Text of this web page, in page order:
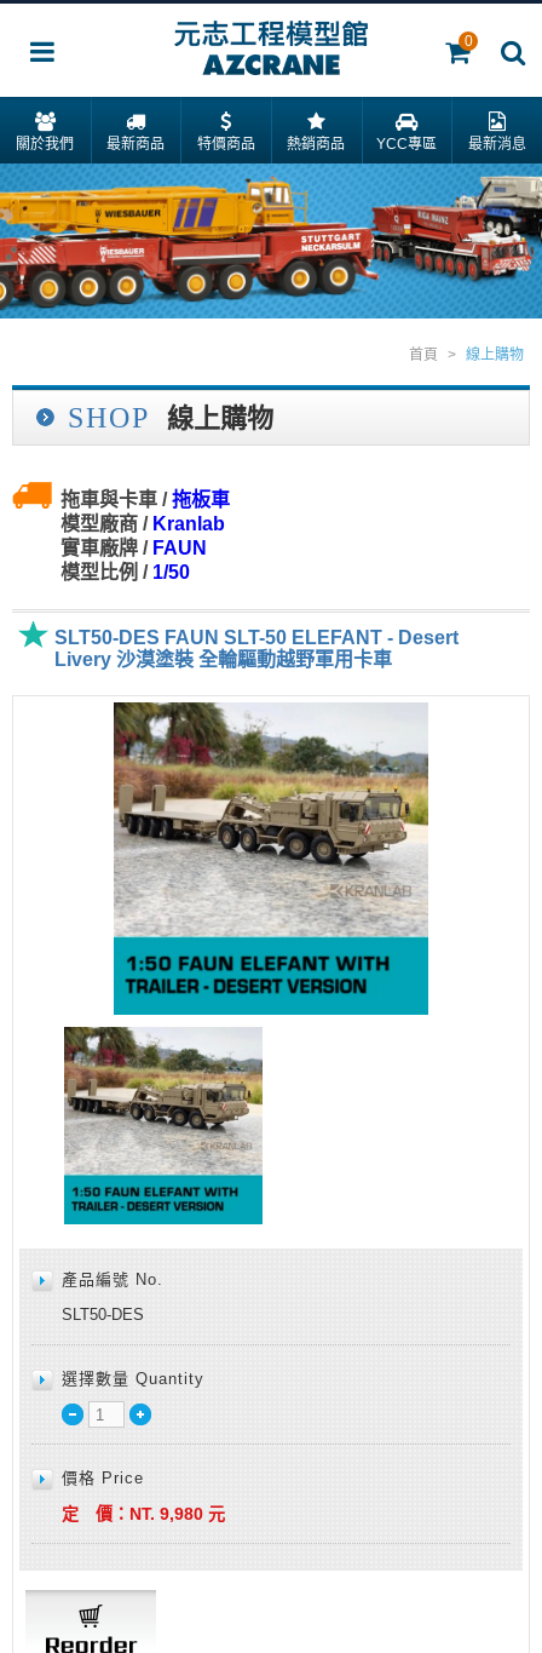
0
關於我們 最新商品 特價商品 熱銷商品 YCC專區 最新消息
SHOP 線上購物
首頁 > 線上購物
拖車與卡車 /拖板車
模型廠商 / Kranlab
實車廠牌 / FAUN
模型比例 / 1/50
SLT50-DES FAUN SLT-50 ELEFANT - Desert
Livery 沙漠塗裝 全輪驅動越野軍用卡車
產品編號 No.
SLT50-DES
選擇數量 Quantity
價格 Price
定 價： NT. 9,980 元